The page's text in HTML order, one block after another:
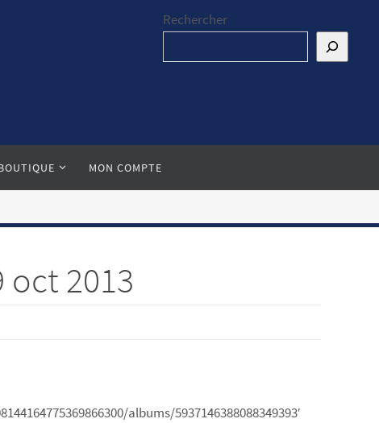
Rechercher
MON COMPTE
oct 2013
albums/5937146388088349393′